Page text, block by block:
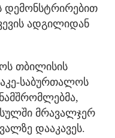
ადგილიდან
თბილისის
საბურთალოს
მრავალჯერ
დააკავეს.